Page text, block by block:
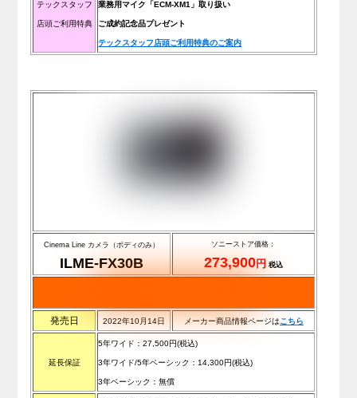
テックスタッフ
店頭ご利用特典
業務用マイク「ECM-XM1」取り扱い
ご成約記念品プレゼント
テックスタッフ店頭ご利用特典のご案内
Cinema Line カメラ（ボディのみ）
ILME-FX30B
ソニーストア価格：
273,900円 税込
発売日 2022年10月14日 メーカー商品情報ページはこ ちら
延長保証
5年ワイド：27,500円(税込)
3年ワイド/5年ベーシック：14,300円(税込)
3年ベーシック：無償